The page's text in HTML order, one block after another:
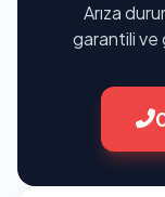
Arıza
garantili ve